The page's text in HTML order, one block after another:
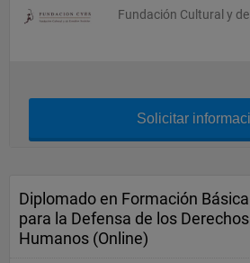
Fundación Cultural y
Solicitar
Diplomado en Formación Básica
para la Defensa de los Derechos
Humanos (Online)